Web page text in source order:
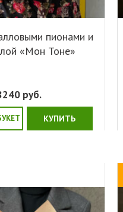
пионами и
«Мон Тоне»
руб.
КУПИТЬ